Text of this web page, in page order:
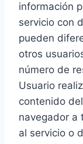
información
servicio con
pueden
otros
número de
Usuario
contenido
navegador a
al servicio o